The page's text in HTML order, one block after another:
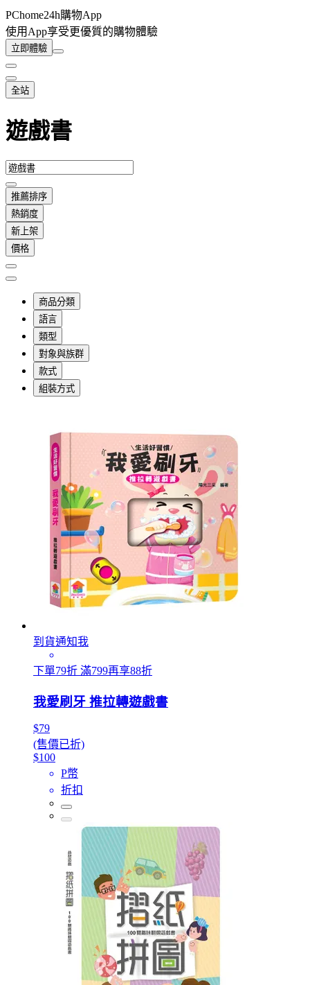
PChome24h購物App
使用App享受更優質的購物體驗
立即體驗
全站
遊戲書
推薦排序
熱銷度
新上架
價格
商品分類
語言
類型
對象與族群
款式
組裝方式
到貨通知我
下單79折 滿799再享88折
我愛刷牙 推拉轉遊戲書
$79
(售價已折)
$100
P幣
折扣